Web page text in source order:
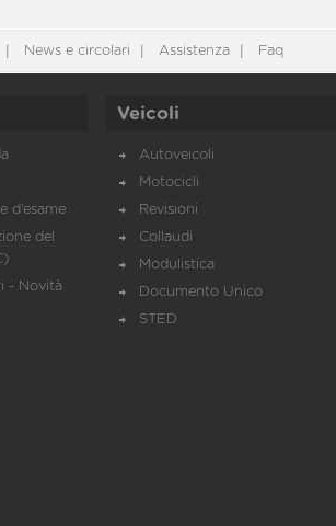
News e circolari Assistenza Faq
d’esame
del
- Novità
Veicoli
Autoveicoli
Motocicli
Revisioni
Collaudi
Modulistica
Documento Unico
STED